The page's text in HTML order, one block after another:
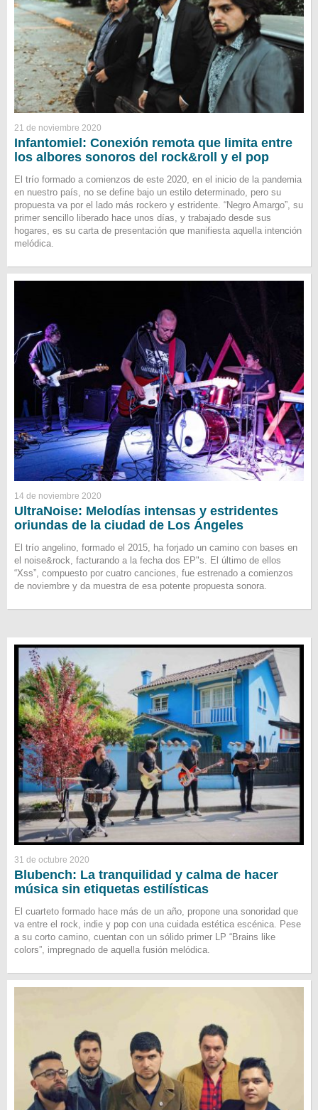
21 de noviembre 2020
Infantomiel: Conexión remota que limita entre
los albores sonoros del rock&roll y el pop
El trío formado a comienzos de este 2020, en el inicio de la pandemia
en nuestro país, no se define bajo un estilo determinado, pero su
propuesta va por el lado más rockero y estridente. “Negro Amargo”, su
primer sencillo liberado hace unos días, y trabajado desde sus
hogares, es su carta de presentación que manifiesta aquella intención
melódica.
14 de noviembre 2020
UltraNoise: Melodías intensas y estridentes
oriundas de la ciudad de Los Ángeles
El trío angelino, formado el 2015, ha forjado un camino con bases en
el noise&rock, facturando a la fecha dos EP"s. El último de ellos
“Xss”, compuesto por cuatro canciones, fue estrenado a comienzos
de noviembre y da muestra de esa potente propuesta sonora.
31 de octubre 2020
Blubench: La tranquilidad y calma de hacer
música sin etiquetas estilísticas
El cuarteto formado hace más de un año, propone una sonoridad que
va entre el rock, indie y pop con una cuidada estética escénica. Pese
a su corto camino, cuentan con un sólido primer LP “Brains like
colors”, impregnado de aquella fusión melódica.